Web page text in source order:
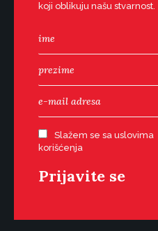
koji oblikuju našu stvarnost.
Slažem se sa uslovima
korišćenja